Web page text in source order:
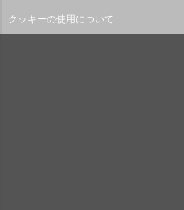
クッキーの使用について